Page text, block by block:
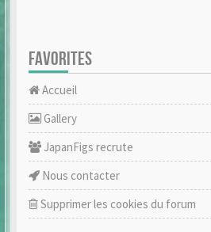
FAVORITES
Accueil
Gallery
JapanFigs recrute
Nous contacter
Supprimer les cookies du forum